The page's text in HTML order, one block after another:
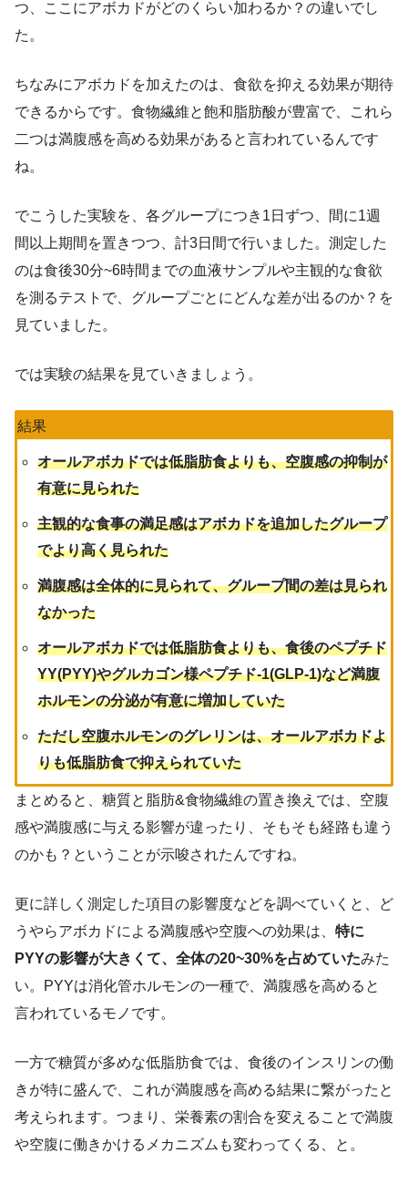
つ、ここにアボカドがどのくらい加わるか？の違いでし
た。
ちなみにアボカドを加えたのは、食欲を抑える効果が期待
できるからです。食物繊維と飽和脂肪酸が豊富で、これら
二つは満腹感を高める効果があると言われているんです
ね。
でこうした実験を、各グループにつき1日ずつ、間に1週
間以上期間を置きつつ、計3日間で行いました。測定した
のは食後30分~6時間までの血液サンプルや主観的な食欲
を測るテストで、グループごとにどんな差が出るのか？を
見ていました。
では実験の結果を見ていきましょう。
結果
オールアボカドでは低脂肪食よりも、空腹感の抑制が
有意に見られた
主観的な食事の満足感はアボカドを追加したグループ
でより高く見られた
満腹感は全体的に見られて、グループ間の差は見られ
なかった
オールアボカドでは低脂肪食よりも、食後のペプチド
YY(PYY)やグルカゴン様ペプチド-1(GLP-1)など満腹
ホルモンの分泌が有意に増加していた
ただし空腹ホルモンのグレリンは、オールアボカドよ
りも低脂肪食で抑えられていた
まとめると、糖質と脂肪&食物繊維の置き換えでは、空腹
感や満腹感に与える影響が違ったり、そもそも経路も違う
のかも？ということが示唆されたんですね。
更に詳しく測定した項目の影響度などを調べていくと、ど
うやらアボカドによる満腹感や空腹への効果は、 特に
PYYの影響が大きくて、全体の20~30%を占めていたみた
い。PYYは消化管ホルモンの一種で、満腹感を高めると
言われているモノです。
一方で糖質が多めな低脂肪食では、食後のインスリンの働
きが特に盛んで、これが満腹感を高める結果に繋がったと
考えられます。つまり、栄養素の割合を変えることで満腹
や空腹に働きかけるメカニズムも変わってくる、と。